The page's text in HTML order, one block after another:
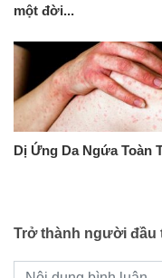
một đời...
Dị Ứng Da Ngứa Toàn
Trở thành người đầu